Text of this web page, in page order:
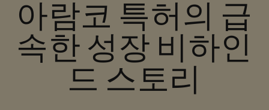
아람코 특허의 급
속한 성장 비하인
드 스토리